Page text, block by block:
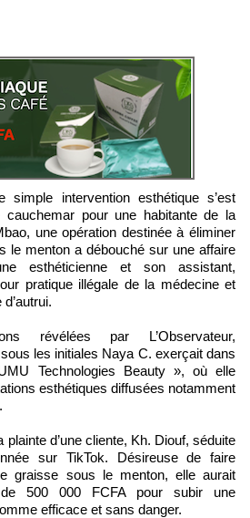
cauchemar pour une habitante de la
une opération destinée à éliminer
le menton a débouché sur une affaire
esthéticienne et son assistant,
pratique illégale de la médecine et
révélées par L’Observateur,
les initiales Naya C. exerçait dans
Technologies Beauty », où elle
esthétiques diffusées notamment
plainte d’une cliente, Kh. Diouf, séduite
sur TikTok. Désireuse de faire
graisse sous le menton, elle aurait
500 000 FCFA pour subir une
efficace et sans danger.